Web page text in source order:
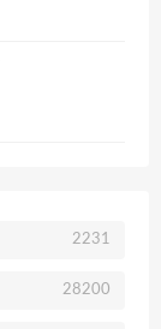
2231
28200